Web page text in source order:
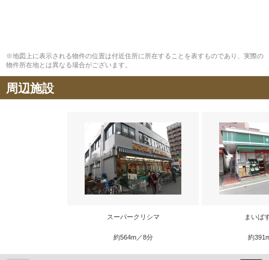
※地図上に表示される物件の位置は付近住所に所在することを表すものであり、実際の
物件所在地とは異なる場合がございます。
周辺施設
スーパークリシマ
約564m／8分
まいば
約